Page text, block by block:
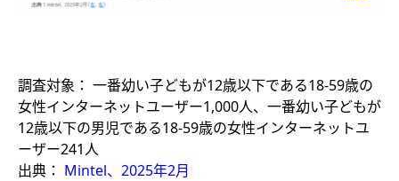
調査対象： 一番幼い子どもが12歳以下である18-59歳の
女性インターネットユーザー1,000人、一番幼い子どもが
12歳以下の男児である18-59歳の女性インターネットユ
ーザー241人
出典： Mintel、2025年2月